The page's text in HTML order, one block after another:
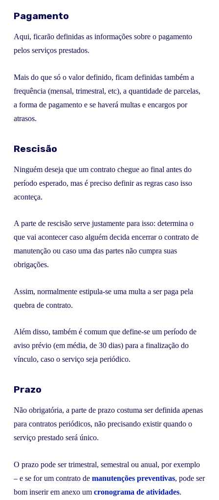
Pagamento
Aqui, ficarão definidas as informações sobre o pagamento
pelos serviços prestados.
Mais do que só o valor definido, ficam definidas também a
frequência (mensal, trimestral, etc), a quantidade de parcelas,
a forma de pagamento e se haverá multas e encargos por
atrasos.
Rescisão
Ninguém deseja que um contrato chegue ao final antes do
período esperado, mas é preciso definir as regras caso isso
aconteça.
A parte de rescisão serve justamente para isso: determina o
que vai acontecer caso alguém decida encerrar o contrato de
manutenção ou caso uma das partes não cumpra suas
obrigações.
Assim, normalmente estipula-se uma multa a ser paga pela
quebra de contrato.
Além disso, também é comum que define-se um período de
aviso prévio (em média, de 30 dias) para a finalização do
vínculo, caso o serviço seja periódico.
Prazo
Não obrigatória, a parte de prazo costuma ser definida apenas
para contratos periódicos, não precisando existir quando o
serviço prestado será único.
O prazo pode ser trimestral, semestral ou anual, por exemplo
– e se for um contrato de manutenções preventivas, pode ser
bom inserir em anexo um cronograma de atividades.